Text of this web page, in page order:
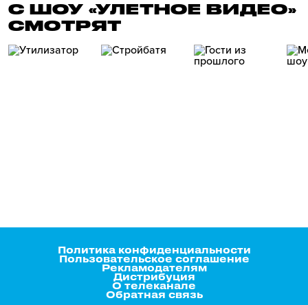
С ШОУ «УЛЕТНОЕ ВИДЕО»
СМОТРЯТ
Политика конфиденциальности
Пользовательское соглашение
Рекламодателям
Дистрибуция
О телеканале
Обратная связь